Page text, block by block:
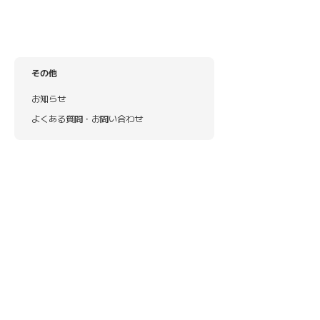
その他
お知らせ
よくある質問・お問い合わせ